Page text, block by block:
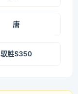
唐
驭胜S350